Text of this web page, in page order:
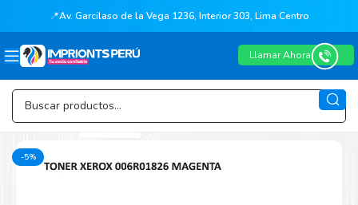
📍Av. Garcilaso de la Vega 1236, Interior 303, Lima Centro
Llamar Ahora
-5%